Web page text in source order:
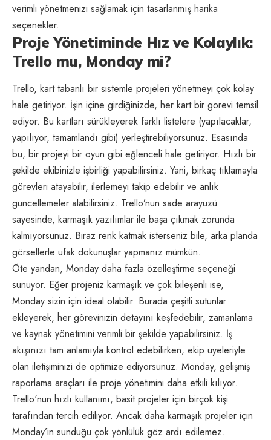
verimli yönetmenizi sağlamak için tasarlanmış harika
seçenekler.
Proje Yönetiminde Hız ve Kolaylık:
Trello mu, Monday mi?
Trello, kart tabanlı bir sistemle projeleri yönetmeyi çok kolay
hale getiriyor. İşin içine girdiğinizde, her kart bir görevi temsil
ediyor. Bu kartları sürükleyerek farklı listelere (yapılacaklar,
yapılıyor, tamamlandı gibi) yerleştirebiliyorsunuz. Esasında
bu, bir projeyi bir oyun gibi eğlenceli hale getiriyor. Hızlı bir
şekilde ekibinizle işbirliği yapabilirsiniz. Yani, birkaç tıklamayla
görevleri atayabilir, ilerlemeyi takip edebilir ve anlık
güncellemeler alabilirsiniz. Trello’nun sade arayüzü
sayesinde, karmaşık yazılımlar ile başa çıkmak zorunda
kalmıyorsunuz. Biraz renk katmak isterseniz bile, arka planda
görsellerle ufak dokunuşlar yapmanız mümkün.
Öte yandan, Monday daha fazla özelleştirme seçeneği
sunuyor. Eğer projeniz karmaşık ve çok bileşenli ise,
Monday sizin için ideal olabilir. Burada çeşitli sütunlar
ekleyerek, her görevinizin detayını keşfedebilir, zamanlama
ve kaynak yönetimini verimli bir şekilde yapabilirsiniz. İş
akışınızı tam anlamıyla kontrol edebilirken, ekip üyeleriyle
olan iletişiminizi de optimize ediyorsunuz. Monday, gelişmiş
raporlama araçları ile proje yönetimini daha etkili kılıyor.
Trello'nun hızlı kullanımı, basit projeler için birçok kişi
tarafından tercih ediliyor. Ancak daha karmaşık projeler için
Monday’in sunduğu çok yönlülük göz ardı edilemez.